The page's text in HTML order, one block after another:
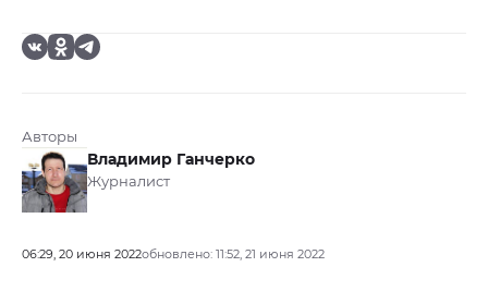
Авторы
Владимир Ганчерко
Журналист
06:29, 20 июня 2022обновлено: 11:52, 21 июня 2022